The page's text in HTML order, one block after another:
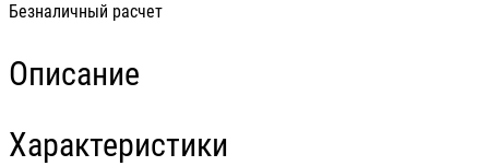
Безналичный расчет
Описание
Характеристики